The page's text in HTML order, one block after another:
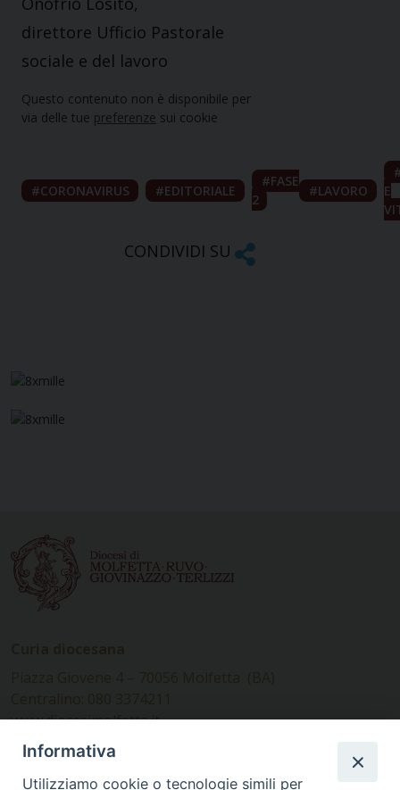
direttore Ufficio Pastorale
sociale e del lavoro
Questo contenuto non è disponibile per
via delle tue preferenze sui cookie
CORONAVIRUS EDITORIALE
FASE
2
LAVORO
E
CONDIVIDI SU
www.diocesimolfetta.it –
diocesimolfetta@pec.chiesacattolica.it
Informativa
Utilizziamo cookie o tecnologie simili per